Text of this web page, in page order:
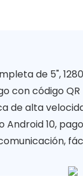
de 5",
con código QR
de alta
Android 10,